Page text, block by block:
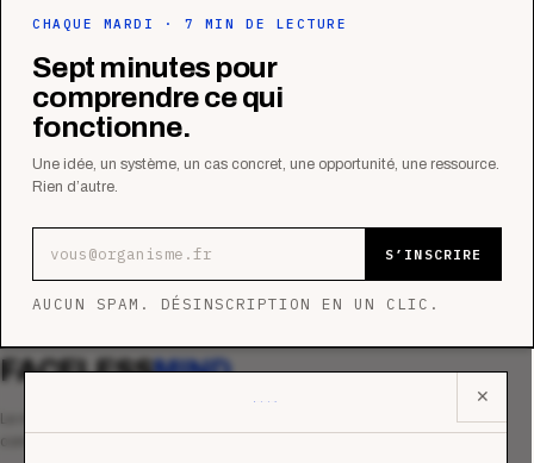
CHAQUE MARDI · 7 MIN DE LECTURE
Sept minutes pour
comprendre ce qui
fonctionne.
Une idée, un système, un cas concret, une opportunité, une ressource.
Rien d’autre.
S’INSCRIRE
AUCUN SPAM. DÉSINSCRIPTION EN UN CLIC.
✕
FACELESSMIND
Le média qui mesurent la performance
commerciale des organismes de formation.